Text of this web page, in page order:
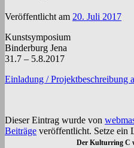
Veröffentlicht am 20. Juli 2017
Kunstsymposium
Binderburg Jena
31.7 – 5.8.2017
Einladung / Projektbeschreibung
Dieser Eintrag wurde von
Beiträge veröffentlicht. Setze ein
Der Kulturring C